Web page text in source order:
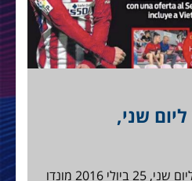
שני,
מבט על כותרות העיתונים ליום שני, 25 ביולי 2016 מונדו